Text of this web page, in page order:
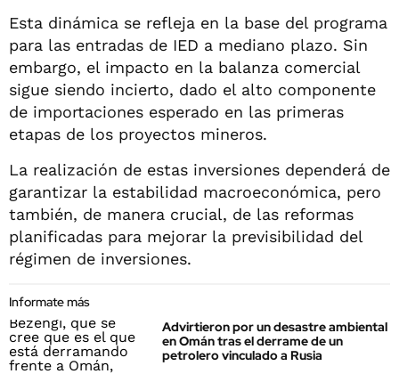
Esta dinámica se refleja en la base del programa
para las entradas de IED a mediano plazo. Sin
embargo, el impacto en la balanza comercial
sigue siendo incierto, dado el alto componente
de importaciones esperado en las primeras
etapas de los proyectos mineros.
La realización de estas inversiones dependerá de
garantizar la estabilidad macroeconómica, pero
también, de manera crucial, de las reformas
planificadas para mejorar la previsibilidad del
régimen de inversiones.
Informate más
Advirtieron por un desastre ambiental
en Omán tras el derrame de un
petrolero vinculado a Rusia